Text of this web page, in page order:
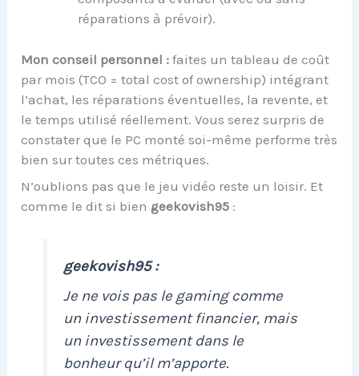
réparations à prévoir).
Mon conseil personnel : faites un tableau de coût
par mois (TCO = total cost of ownership) intégrant
l’achat, les réparations éventuelles, la revente, et
le temps utilisé réellement. Vous serez surpris de
constater que le PC monté soi-même performe très
bien sur toutes ces métriques.
N’oublions pas que le jeu vidéo reste un loisir. Et
comme le dit si bien geekovish95 :
geekovish95 :
Je ne vois pas le gaming comme
un investissement financier, mais
un investissement dans le
bonheur qu’il m’apporte.